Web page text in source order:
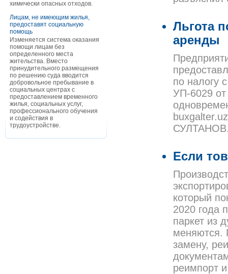
химически опасных отходов.
Лицам, не имеющим жилья,
предоставят социальную
помощь
Изменяется система оказания
помощи лицам без
определенного места
жительства. Вместо
принудительного размещения
по решению суда вводится
добровольное пребывание в
социальных центрах с
предоставлением временного
жилья, социальных услуг,
профессионального обучения
и содействия в
трудоустройстве.
Льгота
аренды
по налогу
УП-6029 от
Если
который
2020 года
паркет из
меняются.
замену,
реимпорт